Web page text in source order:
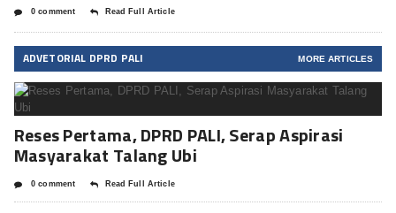
0 comment Read Full Article
ADVETORIAL DPRD PALI MORE ARTICLES
Reses Pertama, DPRD PALI, Serap Aspirasi
Masyarakat Talang Ubi
0 comment Read Full Article